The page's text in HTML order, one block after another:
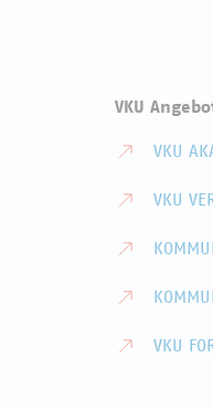
VKU
VKU
VKU
VKU